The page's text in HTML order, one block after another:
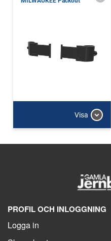
Visa
PROFIL OCH INLOGGNING
Logga in